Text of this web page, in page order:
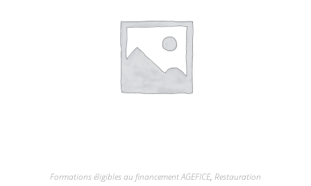
Formations éligibles au financement AGEFICE, Restauration